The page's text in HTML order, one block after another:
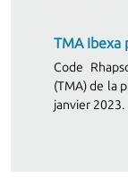
TMA Ibexa
Code
(TMA) de la
janvier 2023.